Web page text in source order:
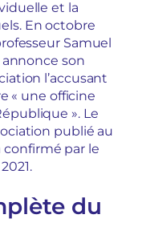
et la
En octobre
Samuel
annonce son
l’accusant
« une officine
». Le
publié au
confirmé par le
du